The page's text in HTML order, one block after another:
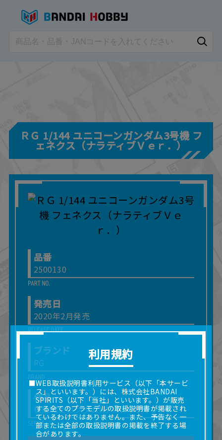
ＲＧ 1/144 ユニコーンガンダム3号機 フ
ェネクス（ナラティブＶｅｒ．）
品番
2500130
発売日
2020年2月発売
ブランド
RG
作品
機動戦士ガンダムNT（ナラティブ）
利用規約
■WEB取扱説明書利用サービス（以下「本サービ
ス」といいます。）には、株式会社BANDAI
SPIRITS（以下「当社」といいます。）が販売
する全てのプラモデルの取扱説明書が掲載され
ているわけではありません。また、予告なく一
部または全部の取扱説明書の掲載を終了する場
合があります。